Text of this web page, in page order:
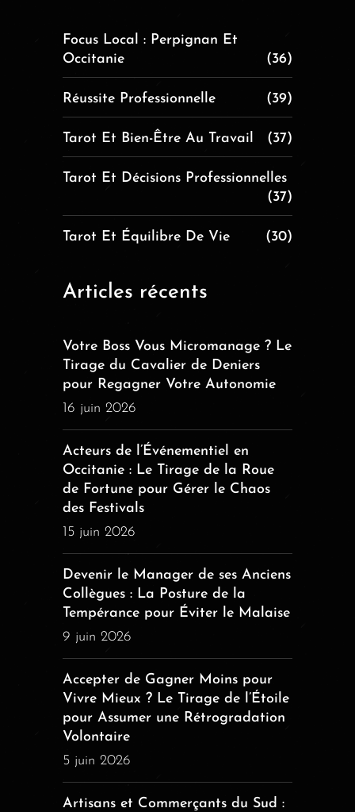
Focus Local : Perpignan Et
Occitanie
(36)
Réussite Professionnelle (39)
Tarot Et Bien-Être Au Travail (37)
Tarot Et Décisions Professionnelles
(37)
Tarot Et Équilibre De Vie (30)
Articles récents
Votre Boss Vous Micromanage ? Le
Tirage du Cavalier de Deniers
pour Regagner Votre Autonomie
16 juin 2026
Acteurs de l’Événementiel en
Occitanie : Le Tirage de la Roue
de Fortune pour Gérer le Chaos
des Festivals
15 juin 2026
Devenir le Manager de ses Anciens
Collègues : La Posture de la
Tempérance pour Éviter le Malaise
9 juin 2026
Accepter de Gagner Moins pour
Vivre Mieux ? Le Tirage de l’Étoile
pour Assumer une Rétrogradation
Volontaire
5 juin 2026
Artisans et Commerçants du Sud :